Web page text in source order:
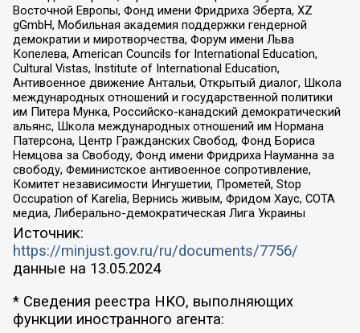
Восточной Европы, Фонд имени Фридриха Эберта, XZ
gGmbH, Мобильная академия поддержки гендерной
демократии и миротворчества, Форум имени Льва
Копелева, American Councils for International Education,
Cultural Vistas, Institute of International Education,
Антивоенное движение Антальи, Открытый диалог, Школа
международных отношений и государственной политики
им Питера Мунка, Российско-канадский демократический
альянс, Школа международных отношений им Нормана
Патерсона, Центр Гражданских Свобод, Фонд Бориса
Немцова за Свободу, Фонд имени Фридриха Науманна за
свободу, Феминистское антивоенное сопротивление,
Комитет независимости Ингушетии, Прометей, Stop
Occupation of Karelia, Вернись живым, Фридом Хаус, СОТА
медиа, Либерально-демократическая Лига Украины
Источник:
https://minjust.gov.ru/ru/documents/7756/
данные на 13.05.2024
* Сведения реестра НКО, выполняющих
функции иностранного агента: